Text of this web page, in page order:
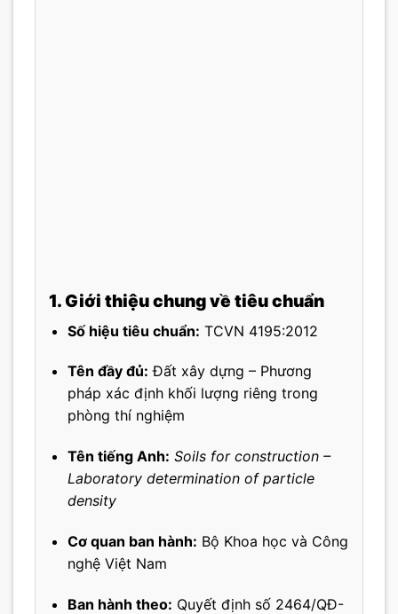
1. Giới thiệu chung về tiêu chuẩn
Số hiệu tiêu chuẩn: TCVN 4195:2012
Tên đầy đủ: Đất xây dựng – Phương
pháp xác định khối lượng riêng trong
phòng thí nghiệm
Tên tiếng Anh: Soils for construction –
Laboratory determination of particle
density
Cơ quan ban hành: Bộ Khoa học và Công
nghệ Việt Nam
Ban hành theo: Quyết định số 2464/QĐ-